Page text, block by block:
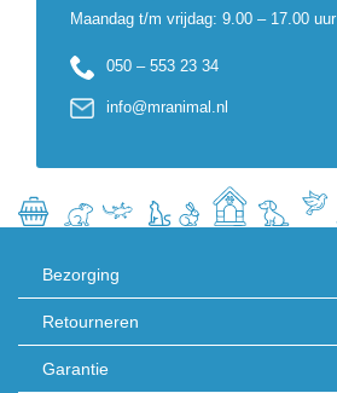
Maandag t/m vrijdag: 9.00 – 17.00 uur
050 – 553 23 34
info@mranimal.nl
Bezorging
Retourneren
Garantie